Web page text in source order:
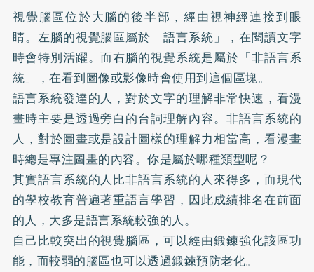
視覺腦區位於大腦的後半部，經由視神經連接到眼
睛。左腦的視覺腦區屬於「語言系統」，在閱讀文字
時會特別活躍。而右腦的視覺系統是屬於「非語言系
統」，在看到圖像或影像時會使用到這個區塊。
語言系統發達的人，對於文字的理解非常快速，看漫
畫時主要是透過旁白的台詞理解內容。非語言系統的
人，對於圖畫或是設計圖樣的理解力相當高，看漫畫
時總是專注圖畫的內容。你是屬於哪種類型呢？
其實語言系統的人比非語言系統的人來得多，而現代
的學校教育普遍著重語言學習，因此成績排名在前面
的人，大多是語言系統較強的人。
自己比較突出的視覺腦區，可以經由鍛鍊強化該區功
能，而較弱的腦區也可以透過鍛鍊預防老化。